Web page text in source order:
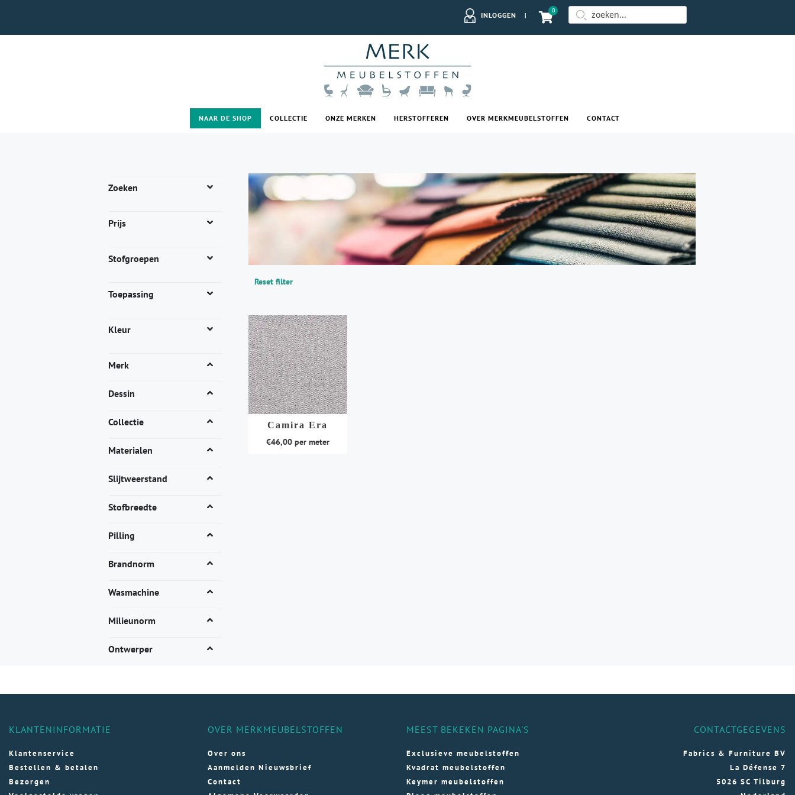
INLOGGEN |
0
NAAR DE SHOP COLLECTIE ONZE MERKEN HERSTOFFEREN OVER MERKMEUBELSTOFFEN CONTACT
Zoeken
Prijs
Stofgroepen
Toepassing
Kleur
Merk
Dessin
Collectie
Materialen
Slijtweerstand
Stofbreedte
Pilling
Brandnorm
Wasmachine
Milieunorm
Ontwerper
Reset filter
Camira Era
€46,00per meter
KLANTENINFORMATIE
Klantenservice
Bestellen & betalen
Bezorgen
OVER MERKMEUBELSTOFFEN
Over ons
Aanmelden Nieuwsbrief
Contact
MEEST BEKEKEN PAGINA'S
Exclusieve meubelstoffen
Kvadrat meubelstoffen
Keymer meubelstoffen
CONTACTGEGEVENS
Fabrics & Furniture BV
La Défense 7
5026 SC Tilburg